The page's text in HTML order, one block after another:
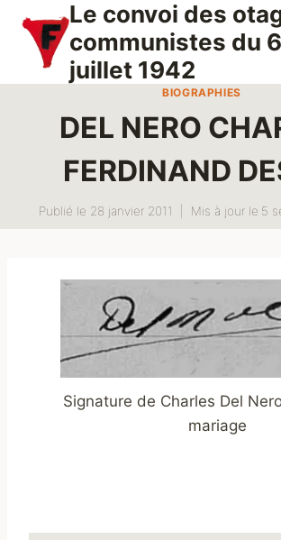
contenu
Le convoi des
communistes du 6
juillet 1942
BIOGRAPHIES
DEL NERO
FERDINAND
Publié le 28 janvier 2011 Mis à jour le 5
Signature de Charles Del
mariage